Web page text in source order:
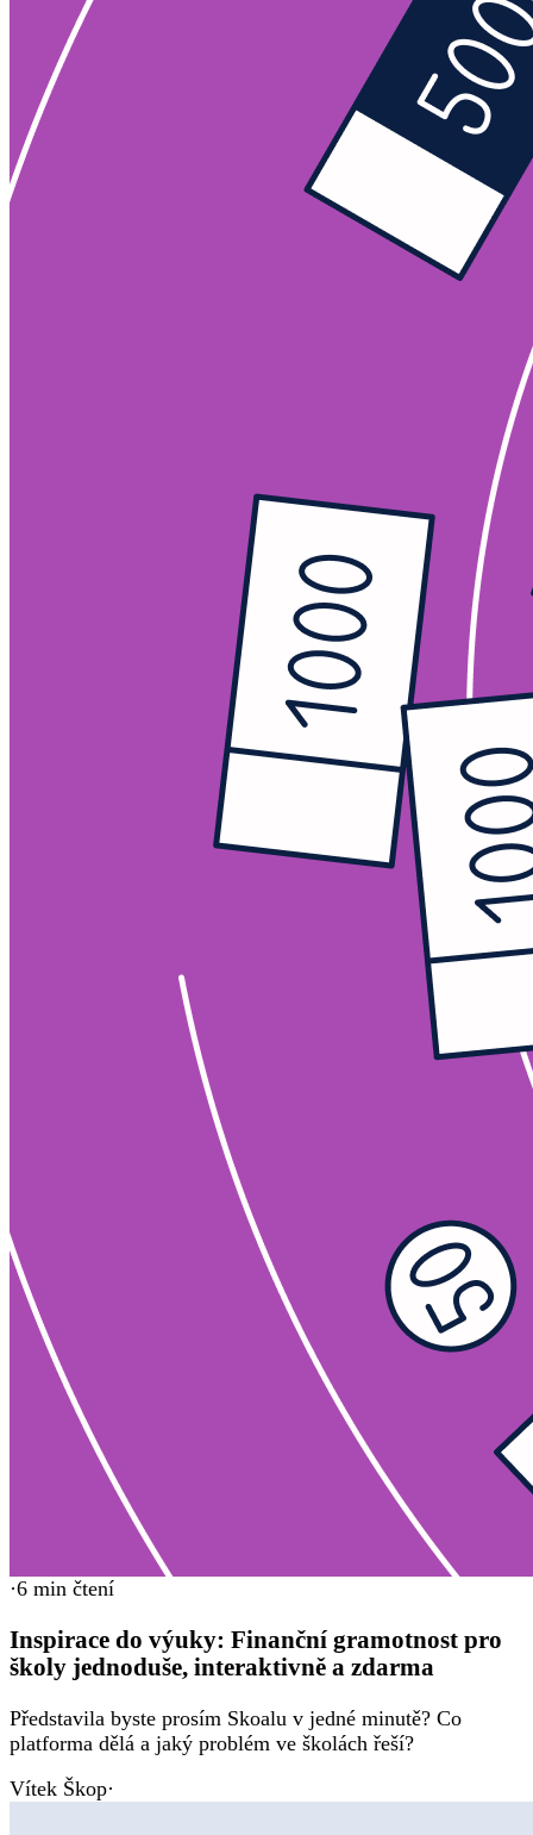
·6 min čtení
Inspirace do výuky: Finanční gramotnost pro
školy jednoduše, interaktivně a zdarma
Představila byste prosím Skoalu v jedné minutě? Co
platforma dělá a jaký problém ve školách řeší?
Vítek Škop·